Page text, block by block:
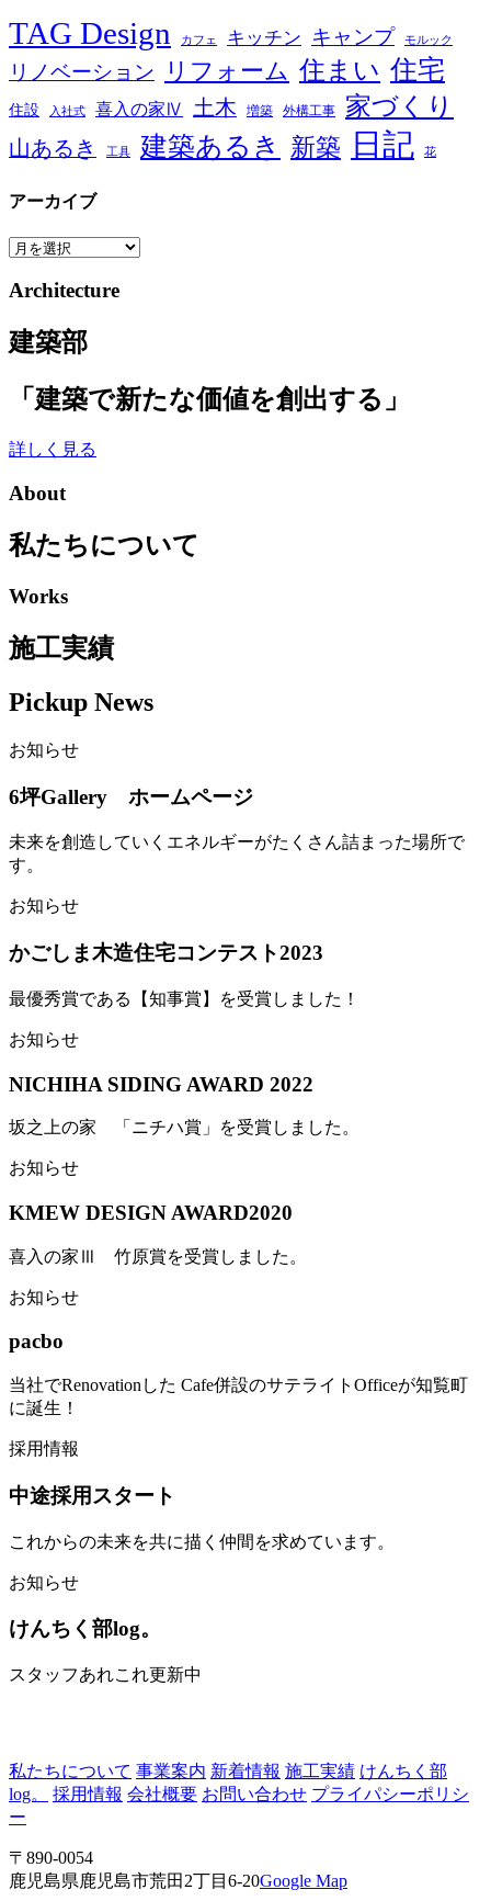
TAG Design カフェ キッチン キャンプ モルック
リノベーション リフォーム 住まい 住宅
住設 入社式 喜入の家Ⅳ 土木 増築 外構工事 家づくり
山あるき 工具 建築あるき 新築 日記 花
アーカイブ
ア
カ
ブ
Architecture
建築部
「建築で新たな価値を創出する」
詳しく見る
About
私たちについて
Works
施工実績
Pickup News
お知らせ
6坪Gallery ホームページ
未来を創造していくエネルギーがたくさん詰まった場所で
す。
お知らせ
かごしま木造住宅コンテスト2023
最優秀賞である【知事賞】を受賞しました！
お知らせ
NICHIHA SIDING AWARD 2022
坂之上の家 「ニチハ賞」を受賞しました。
お知らせ
KMEW DESIGN AWARD2020
喜入の家Ⅲ 竹原賞を受賞しました。
お知らせ
pacbo
当社でRenovationした Cafe併設のサテライトOfficeが知覧町
に誕生！
採用情報
中途採用スタート
これからの未来を共に描く仲間を求めています。
お知らせ
けんちく部log。
スタッフあれこれ更新中
私たちについて 事業案内 新着情報 施工実績 けんちく部
log。
採用情報 会社概要 お問い合わせ プライパシーポリシ
ー
〒890-0054
鹿児島県鹿児島市荒田2丁目6-20Google Map